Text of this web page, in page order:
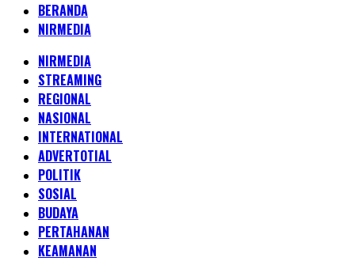
BERANDA
NIRMEDIA
NIRMEDIA
STREAMING
REGIONAL
NASIONAL
INTERNATIONAL
ADVERTOTIAL
POLITIK
SOSIAL
BUDAYA
PERTAHANAN
KEAMANAN